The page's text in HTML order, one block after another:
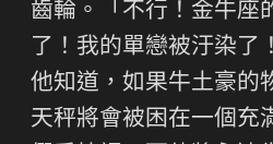
齒輪。「不行！金牛座
了！我的單戀被汙染了
他知道，如果牛土豪的
天秤將會被困在一個充